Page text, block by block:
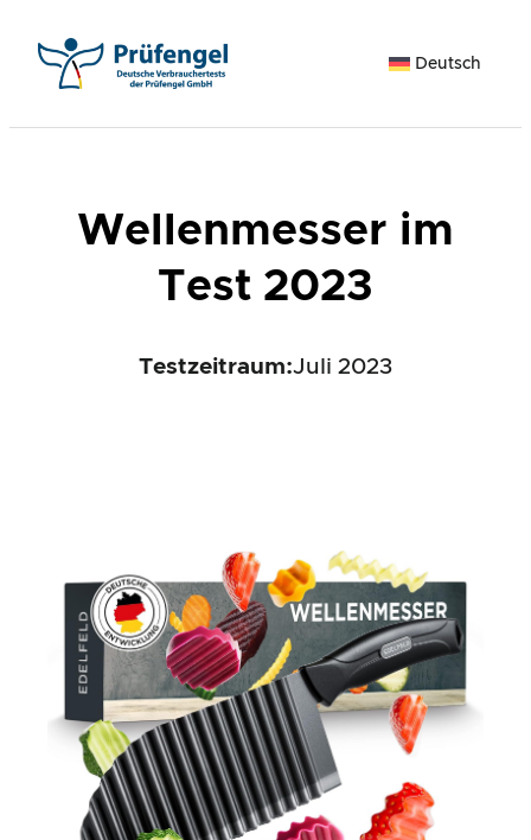
Inhalt
springen
Deutsch
Wellenmesser im
Test 2023
Testzeitraum:Juli 2023